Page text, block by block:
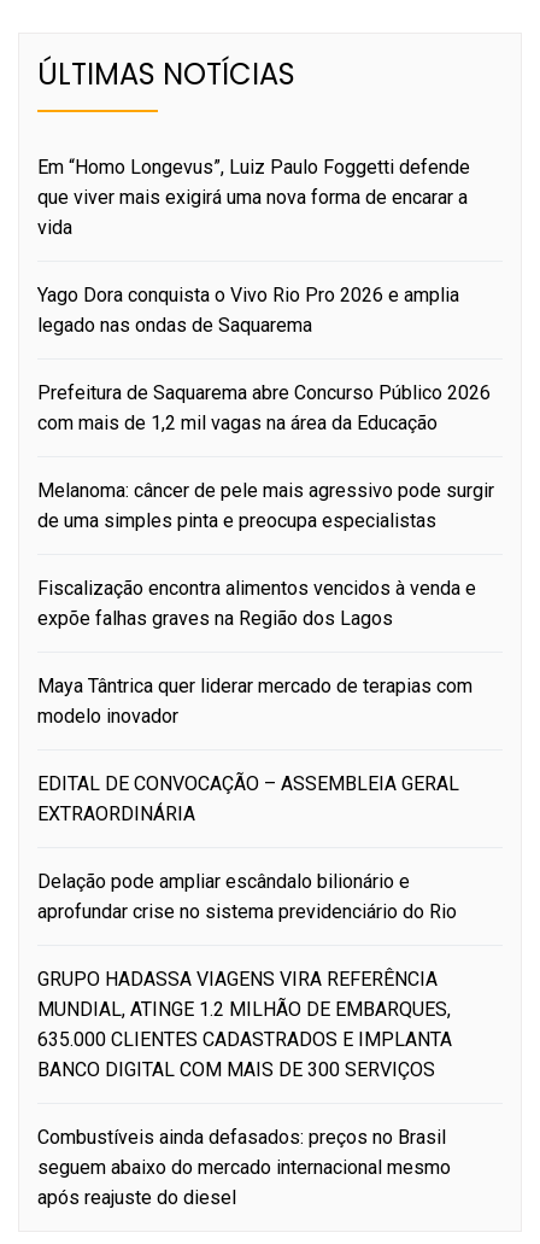
ÚLTIMAS NOTÍCIAS
Em “Homo Longevus”, Luiz Paulo Foggetti defende
que viver mais exigirá uma nova forma de encarar a
vida
Yago Dora conquista o Vivo Rio Pro 2026 e amplia
legado nas ondas de Saquarema
Prefeitura de Saquarema abre Concurso Público 2026
com mais de 1,2 mil vagas na área da Educação
Melanoma: câncer de pele mais agressivo pode surgir
de uma simples pinta e preocupa especialistas
Fiscalização encontra alimentos vencidos à venda e
expõe falhas graves na Região dos Lagos
Maya Tântrica quer liderar mercado de terapias com
modelo inovador
EDITAL DE CONVOCAÇÃO – ASSEMBLEIA GERAL
EXTRAORDINÁRIA
Delação pode ampliar escândalo bilionário e
aprofundar crise no sistema previdenciário do Rio
GRUPO HADASSA VIAGENS VIRA REFERÊNCIA
MUNDIAL, ATINGE 1.2 MILHÃO DE EMBARQUES,
635.000 CLIENTES CADASTRADOS E IMPLANTA
BANCO DIGITAL COM MAIS DE 300 SERVIÇOS
Combustíveis ainda defasados: preços no Brasil
seguem abaixo do mercado internacional mesmo
após reajuste do diesel